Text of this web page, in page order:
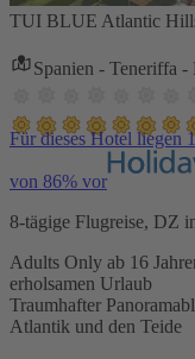
TUI BLUE Atlantic
Spanien - Teneriffa -
Für dieses Hotel liegen
von 86% vor
8-tägige Flugreise, DZ
Adults Only ab 16
erholsamen Urlaub
Traumhafter
Atlantik und den Teide